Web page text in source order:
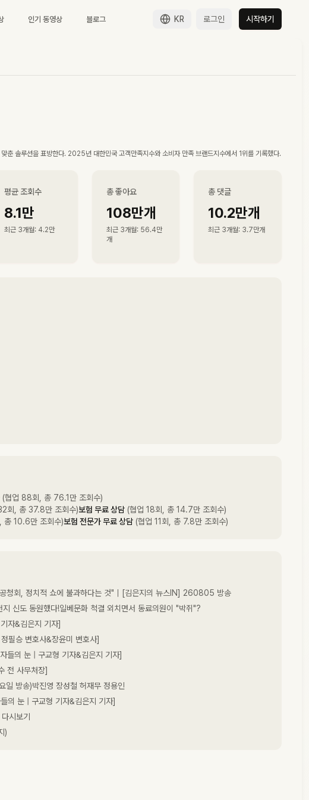
인기 동영상 블로그 KR 로그인 시작하기
춘 솔루션을 표방한다. 2025년 대한민국 고객만족지수와 소비자 만족 브랜드지수에서 1위를 기록했다.
평균 조회수
8.1만
최근 3개월: 4.2만
총 좋아요
108만개
최근 3개월: 56.4만
개
총 댓글
10.2만개
최근 3개월: 3.7만개
(협업 88회, 총 76.1만 조회수)
회, 총 37.8만 조회수)보험 무료 상담 (협업 18회, 총 14.7만 조회수)
총 10.6만 조회수)보험 전문가 무료 상담 (협업 11회, 총 7.8만 조회수)
청회, 정치적 쇼에 불과하다는 것"｜[김은지의 뉴스IN] 260805 방송
신도 동원했다!일베문화 척결 외치면서 동료의원이 "박쥐"?
자&김은지 기자]
필승 변호사&장윤미 변호사]
들의 눈 | 구교형 기자&김은지 기자]
전 사무처장]
방송)박진영 장성철 허재무 정용인
의 눈 | 구교형 기자&김은지 기자]
시보기
)